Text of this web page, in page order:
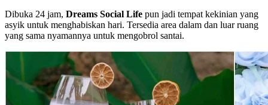
Dibuka 24 jam, Dreams Social Life pun jadi tempat kekinian yang
asyik untuk menghabiskan hari. Tersedia area dalam dan luar ruang
yang sama nyamannya untuk mengobrol santai.